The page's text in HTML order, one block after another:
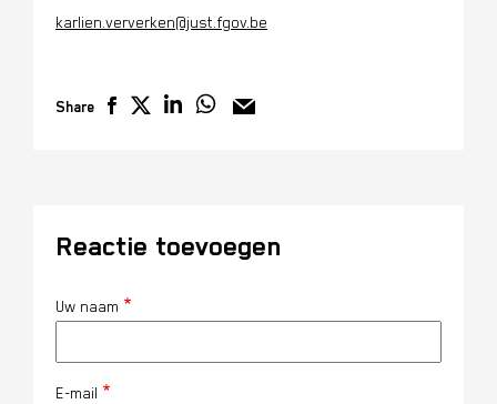
karlien.ververken@just.fgov.be
Share
Reactie toevoegen
Uw naam
E-mail